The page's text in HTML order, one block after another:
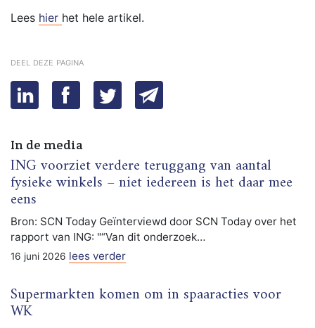
Lees hier het hele artikel.
deel deze pagina
In de media
ING voorziet verdere teruggang van aantal
fysieke winkels – niet iedereen is het daar mee
eens
Bron: SCN Today Geïnterviewd door SCN Today over het
rapport van ING: "“Van dit onderzoek…
16 juni 2026 lees verder
Supermarkten komen om in spaaracties voor
WK